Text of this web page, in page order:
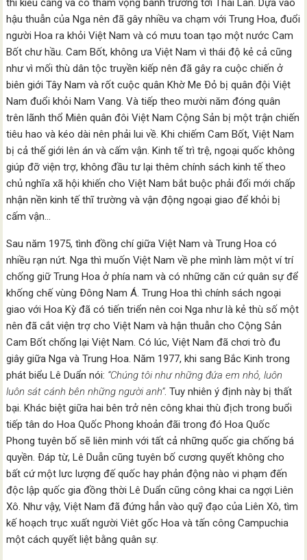
thì kiêu căng và có tham vọng bành trướng tới Thái Lan. Dựa vào
hậu thuẫn của Nga nên đã gây nhiều va chạm với Trung Hoa, đuổi
người Hoa ra khỏi Việt Nam và có mưu toan tạo một nước Cam
Bốt chư hầu. Cam Bốt, không ưa Việt Nam vì thái độ kẻ cả cũng
như vì mối thù dân tộc truyền kiếp nên đã gây ra cuộc chiến ở
biên giới Tây Nam và rốt cuộc quân Khờ Me Ðỏ bị quân đội Việt
Nam đuổi khỏi Nam Vang. Và tiếp theo mười năm đóng quân
trên lãnh thổ Miên quân đôi Việt Nam Cộng Sản bị một trận chiến
tiêu hao và kéo dài nên phải lui về. Khi chiếm Cam Bốt, Việt Nam
bị cả thế giới lên án và cấm vận. Kinh tế trì trệ, ngoại quốc không
giúp đỡ viện trợ, không đầu tư lại thêm chính sách kinh tế theo
chủ nghĩa xã hội khiến cho Việt Nam bắt buộc phải đổi mới chấp
nhận nền kinh tế thĩ trường và vận động ngoại giao để khỏi bị
cấm vận…
Sau năm 1975, tình đồng chí giữa Việt Nam và Trung Hoa có
nhiều rạn nứt. Nga thì muốn Việt Nam về phe mình làm một ví trí
chống giữ Trung Hoa ở phía nam và có những căn cứ quân sự để
khống chế vùng Ðông Nam Á. Trung Hoa thì chính sách ngoại
giao với Hoa Kỳ đã có tiến triển nên coi Nga như là kẻ thù số một
nên đã cắt viện trợ cho Việt Nam và hận thuẫn cho Cộng Sản
Cam Bốt chống lại Việt Nam. Có lúc, Việt Nam đã chơi trò đu
giây giữa Nga và Trung Hoa. Năm 1977, khi sang Bắc Kinh trong
phát biểu Lê Duẩn nói: “Chúng tôi như những đứa em nhỏ, luôn
luôn sát cánh bên những người anh”. Tuy nhiên ý định này bị thất
bại. Khác biệt giữa hai bên trở nên công khai thù địch trong buổi
tiếp tân do Hoa Quốc Phong khoản đãi trong đó Hoa Quốc
Phong tuyên bố sẽ liên minh với tất cả những quốc gia chống bá
quyền. Ðáp từ, Lê Duẫn cũng tuyên bố cương quyết không cho
bất cứ một lưc lượng đế quốc hay phản động nào vi phạm đến
độc lập quốc gia đồng thời Lê Duẩn cũng công khai ca ngợi Liên
Xô. Như vậy, Việt Nam đã đứng hẳn vào quỹ đạo của Liên Xô, tìm
kế hoạch trục xuất người Viêt gốc Hoa và tấn công Campuchia
một cách quyết liệt bằng quân sự.